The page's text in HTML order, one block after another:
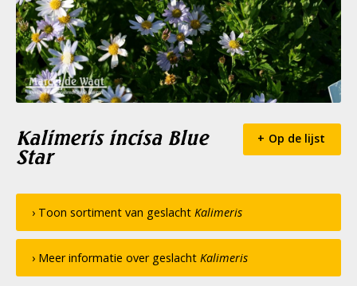
Kalimeris incisa Blue
Star
Op de lijst
› Toon sortiment van geslacht Kalimeris
› Meer informatie over geslacht Kalimeris